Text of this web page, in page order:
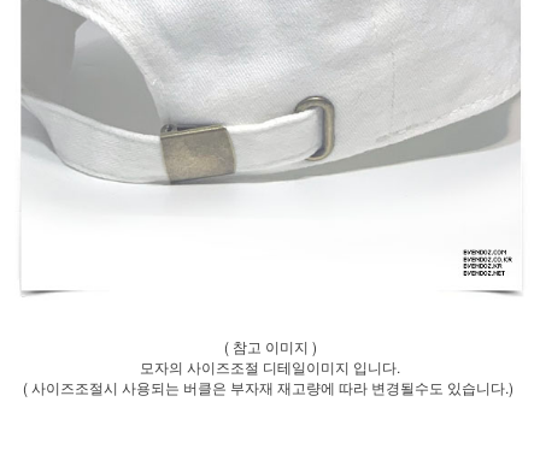
( 참고 이미지 )
모자의 사이즈조절 디테일이미지 입니다.
( 사이즈조절시 사용되는 버클은 부자재 재고량에 따라 변경될수도 있습니다.)